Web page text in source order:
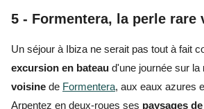
5 - Formentera, la perle rare
Un séjour à Ibiza ne serait pas tout à fait
excursion en bateau d'une journée sur la
voisine de Formentera, aux eaux azures
Arpentez en deux-roues ses paysages